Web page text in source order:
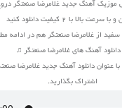
موزیک آهنگ جدید غلامرضا صنعتگر
سرعت بالا با 2 کیفیت دانلود کنید
از غلامرضا صنعتگر هم در ادامه
آهنگ های غلامرضا صنعتگر ♫
عنوان دانلود آهنگ جدید غلامرضا
اشتراک بگذارید.